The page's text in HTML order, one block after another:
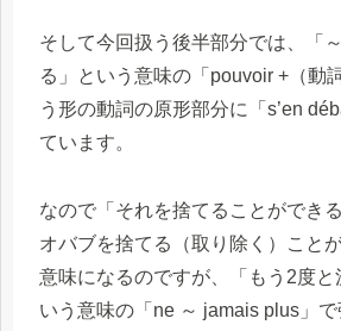
そして今回扱う後半部分では、「
る」という意味の「pouvoir +（動
う形の動詞の原形部分に「s’en
ています。
なので「それを捨てることができ
オバブを捨てる（取り除く）こと
意味になるのですが、「もう2度と
いう意味の「ne ～ jamais plus」